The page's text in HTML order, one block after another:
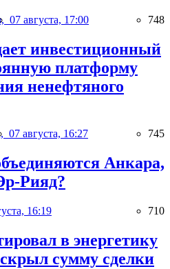
07 августа, 17:00 748
инвестиционный
платформу
ненефтяного
07 августа, 16:27 745
Анкара,
Рияд?
16:19 710
в энергетику
сумму сделки